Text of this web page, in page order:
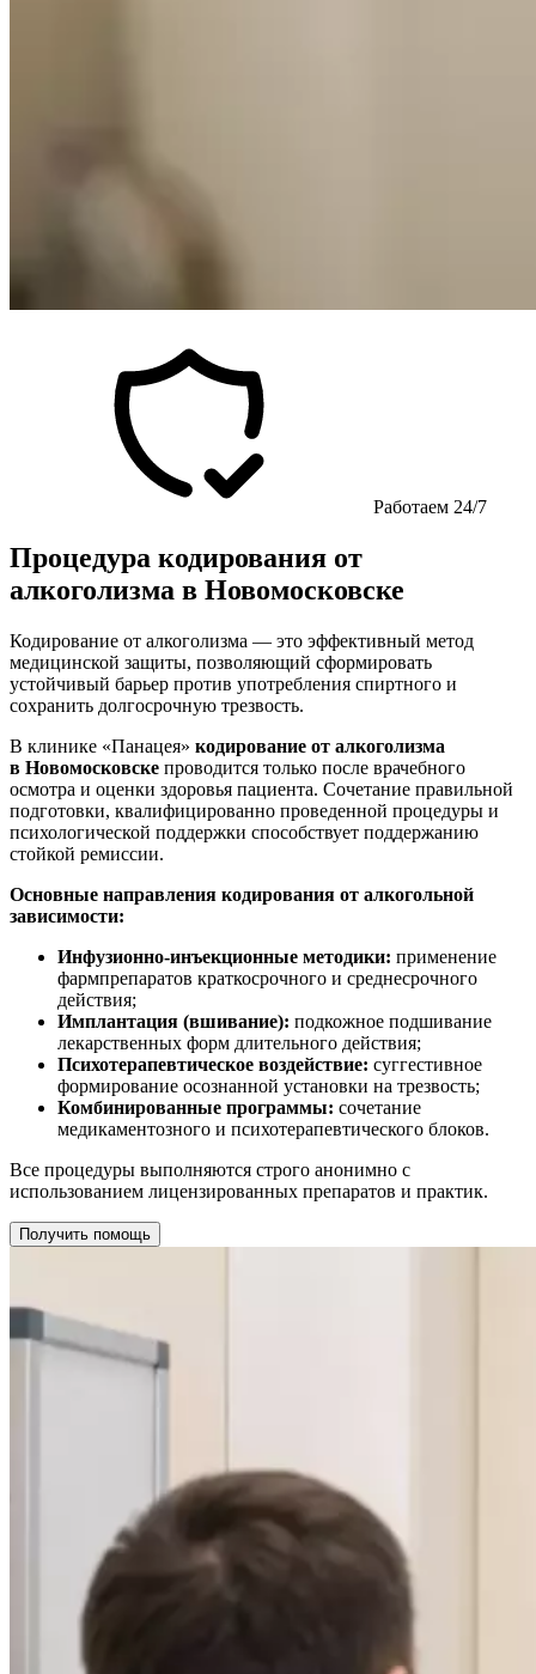
Работаем 24/7
Процедура кодирования от
алкоголизма в Новомосковске
Кодирование от алкоголизма — это эффективный метод
медицинской защиты, позволяющий сформировать
устойчивый барьер против употребления спиртного и
сохранить долгосрочную трезвость.
В клинике «Панацея» кодирование от алкоголизма
в Новомосковске проводится только после врачебного
осмотра и оценки здоровья пациента. Сочетание правильной
подготовки, квалифицированно проведенной процедуры и
психологической поддержки способствует поддержанию
стойкой ремиссии.
Основные направления кодирования от алкогольной
зависимости:
Инфузионно-инъекционные методики: применение
фармпрепаратов краткосрочного и среднесрочного
действия;
Имплантация (вшивание): подкожное подшивание
лекарственных форм длительного действия;
Психотерапевтическое воздействие: суггестивное
формирование осознанной установки на трезвость;
Комбинированные программы: сочетание
медикаментозного и психотерапевтического блоков.
Все процедуры выполняются строго анонимно с
использованием лицензированных препаратов и практик.
Получить помощь